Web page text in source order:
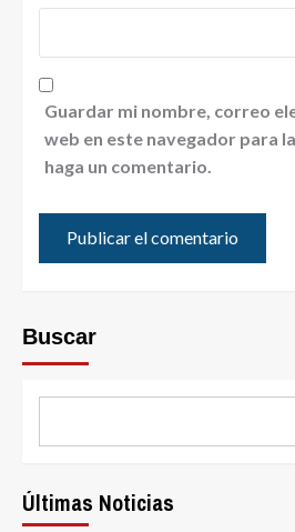
Guardar mi nombre, correo
web en este navegador para
haga un comentario.
Buscar
Últimas Noticias